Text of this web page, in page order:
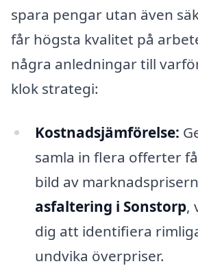
spara pengar utan även
får högsta kvalitet på
några anledningar till
klok strategi:
Kostnadsjämförelse:
samla in flera offerter
bild av
asfaltering i Sonstorp,
dig att identifiera
undvika överpriser.